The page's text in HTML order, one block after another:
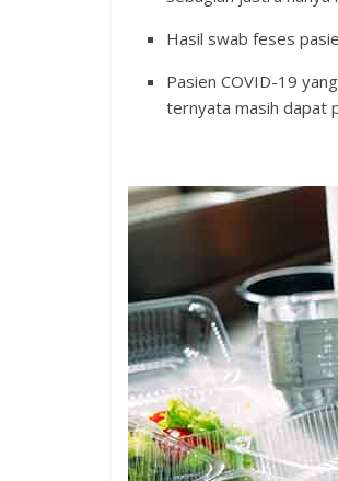
Hasil swab feses
Pasien COVID-19
ternyata masih dapat